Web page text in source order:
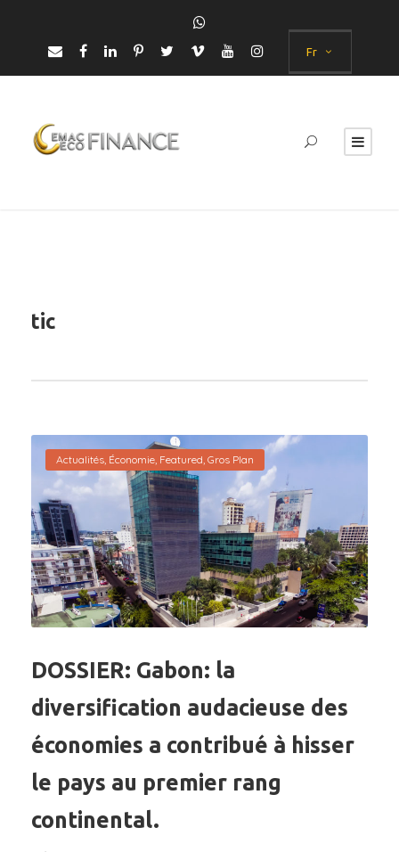
Fr
tic
Actualités, Économie, Featured, Gros Plan
DOSSIER: Gabon: la
diversification audacieuse des
économies a contribué à hisser
le pays au premier rang
continental.